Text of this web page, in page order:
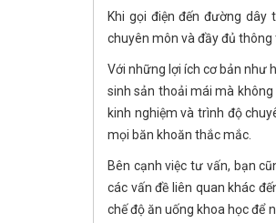
Khi gọi điện đến đường
chuyên môn và đầy đủ thông
Với những lợi ích cơ bản như
sinh sản thoải mái mà
kinh nghiệm và trình độ
mọi băn khoăn thắc mắc.
Bên cạnh việc tư vấn, bạn
các vấn đề liên quan khác
chế độ ăn uống khoa học để